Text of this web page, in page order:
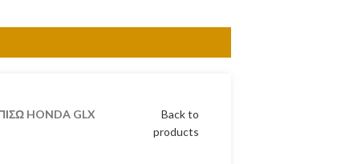
HONDA GLX
Back to
products